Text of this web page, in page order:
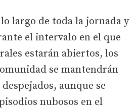
largo de toda la jornada y
el intervalo en el que
estarán abiertos, los
se mantendrán
aunque se
nubosos en el